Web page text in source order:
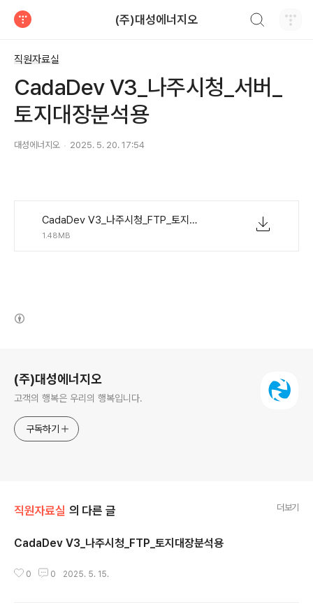
(주)대성에너지오
직원자료실
CadaDev V3_나주시청_서버_
토지대장분석용
대성에너지오 2025. 5. 20. 17:54
CadaDev V3_나주시청_FTP_토지대장분석용.zip
1.48MB
(주)대성에너지오
고객의 행복은 우리의 행복입니다.
구독하기
직원자료실 의 다른 글 더보기
CadaDev V3_나주시청_FTP_토지대장분석용
0 0 2025. 5. 15.